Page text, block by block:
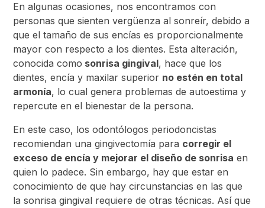
En algunas ocasiones, nos encontramos con
personas que sienten vergüenza al sonreír, debido a
que el tamaño de sus encías es proporcionalmente
mayor con respecto a los dientes. Esta alteración,
conocida como sonrisa gingival, hace que los
dientes, encía y maxilar superior no estén en total
armonía, lo cual genera problemas de autoestima y
repercute en el bienestar de la persona.
En este caso, los odontólogos periodoncistas
recomiendan una gingivectomía para corregir el
exceso de encía y mejorar el diseño de sonrisa en
quien lo padece. Sin embargo, hay que estar en
conocimiento de que hay circunstancias en las que
la sonrisa gingival requiere de otras técnicas. Así que